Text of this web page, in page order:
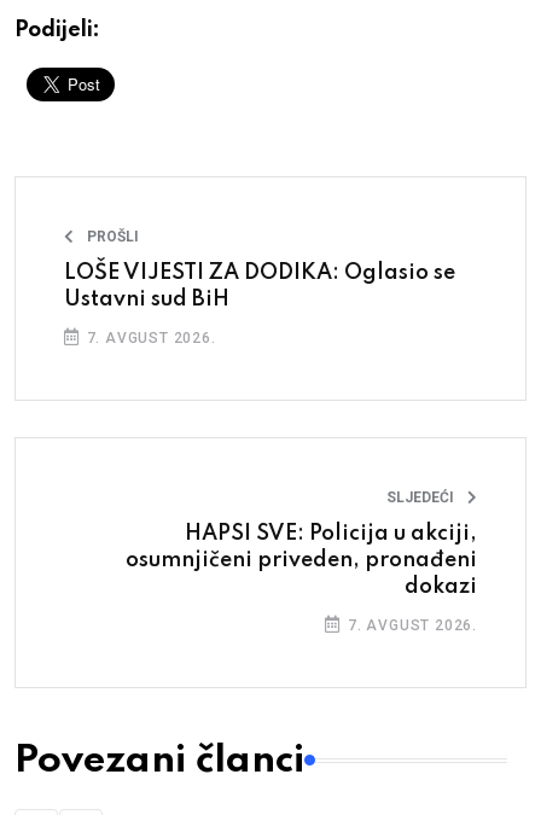
Podijeli:
PROŠLI
LOŠE VIJESTI ZA DODIKA: Oglasio se
Ustavni sud BiH
7. AVGUST 2026.
SLJEDEĆI
HAPSI SVE: Policija u akciji,
osumnjičeni priveden, pronađeni
dokazi
7. AVGUST 2026.
Povezani članci